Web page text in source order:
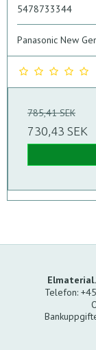
5478733344
Panasonic New
785,41 SEK
730,43 SEK
Telefon: